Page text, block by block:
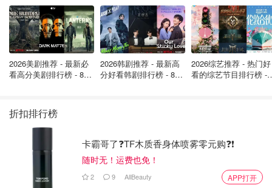
比起星二代出道的八卦，我们更想看的是——她能不能在镁
你期待她的表现吗？
2026美剧推荐 - 最新必
看高分美剧排行榜 - 8月
2026韩剧推荐 - 最新高
分好看韩剧排行榜 - 8月
2026综艺推荐 - 热门好
看的综艺节目排行榜 -
折扣排行榜
卡霸哥了❓TF木质香身体喷雾零元购❓❗
随时无！运费也免！
2 9 AllBeauty APP打开